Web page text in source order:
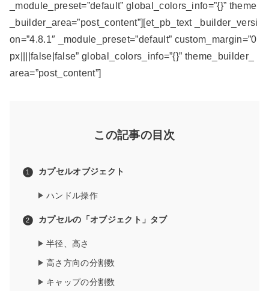
_module_preset=”default” global_colors_info=”{}” theme
_builder_area=”post_content”][et_pb_text _builder_versi
on=”4.8.1″ _module_preset=”default” custom_margin=”0
px||||false|false” global_colors_info=”{}” theme_builder_
area=”post_content”]
この記事の目次
カプセルオブジェクト
ハンドル操作
カプセルの「オブジェクト」タブ
半径、高さ
高さ方向の分割数
キャップの分割数